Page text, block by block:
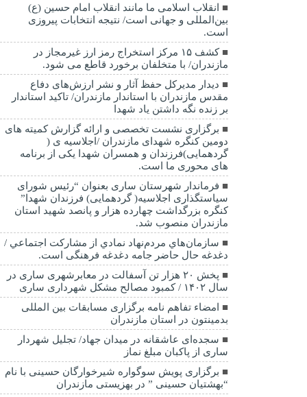
انقلاب اسلامی ما مانند انقلاب امام حسین (ع)
بین‌المللی و جهانی است/ نتیجه انتخابات پیروزی
است.
کشف ۱۵ مرکز استخراج رمز ارز غیرمجاز در
مازندران/ با متخلفان برخورد قاطع می شود.
دیدار مدیرکل حفظ آثار و نشر ارزش‌های دفاع
مقدس مازندران با استاندار مازندران/ تاکید استاندار
بر زنده نگه داشتن یاد شهدا
برگزاری نشست تخصصی و ارائه گزارش کمیته های
دومین کنگره شهدای مازندران /اجلاسیه ی (
گردهمایی)فرزندان و همسران شهدا یکی از برنامه
های محوری ما است.
فرماندار شهرستان ساری بعنوان “رئیس شورای
سیاستگذاری اجلاسیه( گردهمایی) فرزندان شهدا”
کنگره بزرگداشت چهارده هزار و پانصد شهید استان
مازندران منصوب شد.
سازمان‌هاي مردم‌نهاد نمادي از مشاركت اجتماعي /
دغدغه حال حاضر جامه دغدغه فرهنگی است.
پخش ۲۰ هزار تن آسفالت در معابرشهری ساری در
سال ۱۴۰۲ / کمبود مصالح مشکل شهرداری ساری
امضاء تفاهم نامه برگزاری مسابقات بین المللی
بدمینتون در استان مازندران
سجده‌ای عاشقانه در میدان جهاد/ تجلیل شهردار
ساری از پاکبان مبلغ نماز
برگزاری پویش سوگواره شیرخوارگان حسینی با نام
“بهشتیان حسینی ” در بهزیستی مازندران